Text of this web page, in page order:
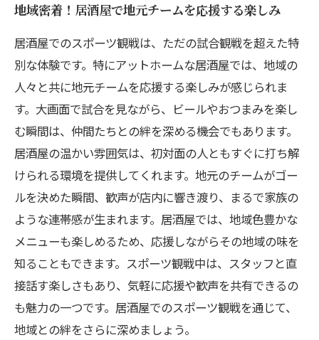
地域密着！居酒屋で地元チームを応援する楽しみ
居酒屋でのスポーツ観戦は、ただの試合観戦を超えた特
別な体験です。特にアットホームな居酒屋では、地域の
人々と共に地元チームを応援する楽しみが感じられま
す。大画面で試合を見ながら、ビールやおつまみを楽し
む瞬間は、仲間たちとの絆を深める機会でもあります。
居酒屋の温かい雰囲気は、初対面の人ともすぐに打ち解
けられる環境を提供してくれます。地元のチームがゴー
ルを決めた瞬間、歓声が店内に響き渡り、まるで家族の
ような連帯感が生まれます。居酒屋では、地域色豊かな
メニューも楽しめるため、応援しながらその地域の味を
知ることもできます。スポーツ観戦中は、スタッフと直
接話す楽しさもあり、気軽に応援や歓声を共有できるの
も魅力の一つです。居酒屋でのスポーツ観戦を通じて、
地域との絆をさらに深めましょう。